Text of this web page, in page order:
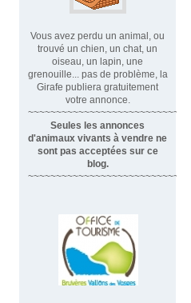
Vous avez perdu un animal, ou
trouvé un chien, un chat, un
oiseau, un lapin, une
grenouille... pas de problème, la
Girafe publiera gratuitement
votre annonce.
~~~~~~~~~~~~~~~~~~~~~~~~~~~~
Seules les annonces
d'animaux vivants à vendre ne
sont pas acceptées sur ce
blog.
~~~~~~~~~~~~~~~~~~~~~~~~~~~~~~